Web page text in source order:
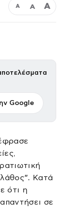
Α Α Α
Google
Κατά
ότι η
σε